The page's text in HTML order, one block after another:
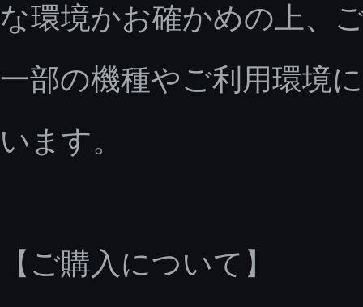
な環境かお確かめの上、
一部の機種やご利用環境
います。
【ご購入について】